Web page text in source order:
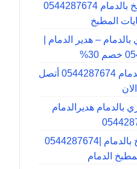
تسليك مجاري المطبخ بالدمام 0544287674
المطبخ
– هدير الدمام |
تركيب شبك النوافذ الدمام 0544287674 أتصل
الان
هديرالدمام
شركة تنظيف مطابخ بالدمام |0544287674
الدمام